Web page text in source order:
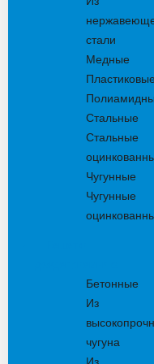
стали
Медные
Пластиковые
Стальные
Стальные
Чугунные
Чугунные
Бетонные
Из
чугуна